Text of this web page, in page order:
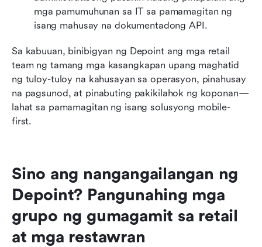
mga pamumuhunan sa IT sa pamamagitan ng
isang mahusay na dokumentadong API.
Sa kabuuan, binibigyan ng Depoint ang mga retail
team ng tamang mga kasangkapan upang maghatid
ng tuloy-tuloy na kahusayan sa operasyon, pinahusay
na pagsunod, at pinabuting pakikilahok ng koponan—
lahat sa pamamagitan ng isang solusyong mobile-
first.
Sino ang nangangailangan ng
Depoint? Pangunahing mga
grupo ng gumagamit sa retail
at mga restawran